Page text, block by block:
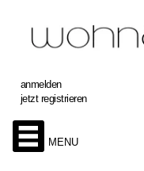
anmelden
jetzt registrieren
MENU